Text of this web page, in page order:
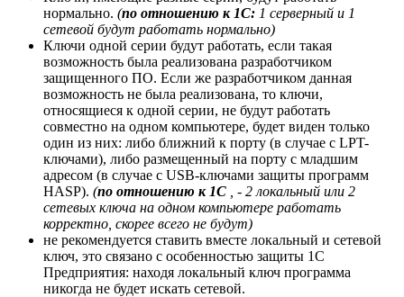
нормально. (по отношению к 1С: 1 серверный и 1
сетевой будут работать нормально)
Ключи одной серии будут работать, если такая
возможность была реализована разработчиком
защищенного ПО. Если же разработчиком данная
возможность не была реализована, то ключи,
относящиеся к одной серии, не будут работать
совместно на одном компьютере, будет виден только
один из них: либо ближний к порту (в случае с LPT-
ключами), либо размещенный на порту с младшим
адресом (в случае с USB-ключами защиты программ
HASP). (по отношению к 1С
, - 2 локальный или 2
сетевых ключа на одном компьютере работать
корректно, скорее всего не будут)
не рекомендуется ставить вместе локальный и сетевой
ключ, это связано с особенностью защиты 1С
Предприятия: находя локальный ключ программа
никогда не будет искать сетевой.